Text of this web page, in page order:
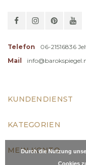
Telefon
06-21516836
Mail
KUNDENDIENST
KATEGORIEN
MEIN KONTO
Durch die Nutzung
Cookies